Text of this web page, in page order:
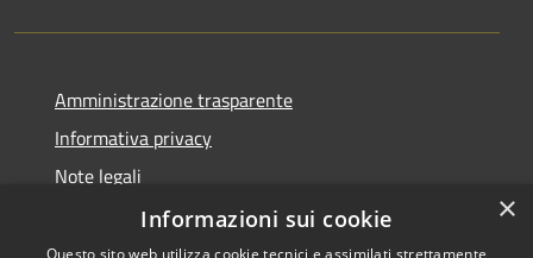
Amministrazione trasparente
Informativa privacy
Note legali
Dichiarazione di accessibilità
×
Informazioni sui cookie
Questo sito web utilizza cookie tecnici e assimilati strettamente